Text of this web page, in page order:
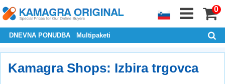
0
DNEVNA PONUDBA Multipaketi
Kamagra Shops: Izbira trgovca